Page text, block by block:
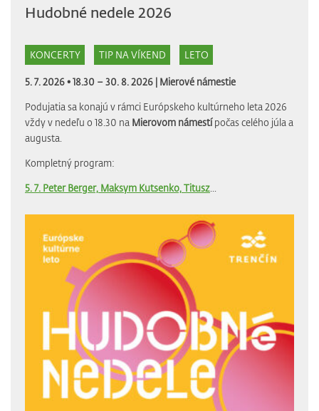
Hudobné nedele 2026
KONCERTY TIP NA VÍKEND LETO
5. 7. 2026 • 18.30 – 30. 8. 2026 | Mierové námestie
Podujatia sa konajú v rámci Európskeho kultúrneho leta 2026
vždy v nedeľu o 18.30 na Mierovom námestípočas celého júla a
augusta.
Kompletný program:
5. 7. Peter Berger, Maksym Kutsenko, Titusz